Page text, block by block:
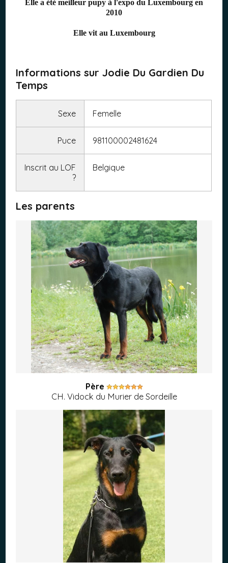
Elle a été meilleur pupy à l'expo du Luxembourg en
2010
Elle vit au Luxembourg
Informations sur Jodie Du Gardien Du
Temps
Sexe Femelle
Puce 981100002481624
Inscrit au LOF
?
Belgique
Les parents
Père
CH. Vidock du Murier de Sordeille